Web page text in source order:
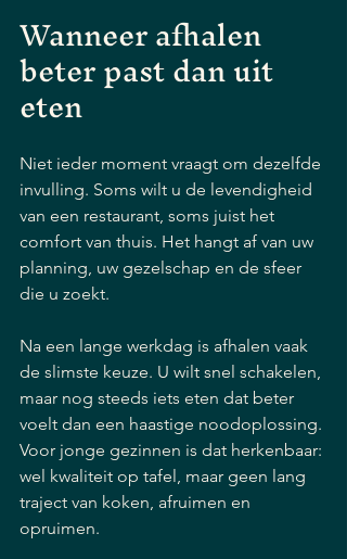
Wanneer afhalen
beter past dan uit
eten
Niet ieder moment vraagt om dezelfde
invulling. Soms wilt u de levendigheid
van een restaurant, soms juist het
comfort van thuis. Het hangt af van uw
planning, uw gezelschap en de sfeer
die u zoekt.
Na een lange werkdag is afhalen vaak
de slimste keuze. U wilt snel schakelen,
maar nog steeds iets eten dat beter
voelt dan een haastige noodoplossing.
Voor jonge gezinnen is dat herkenbaar:
wel kwaliteit op tafel, maar geen lang
traject van koken, afruimen en
opruimen.